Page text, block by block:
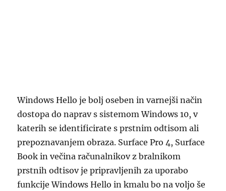
Windows Hello je bolj oseben in varnejši način
dostopa do naprav s sistemom Windows 10, v
katerih se identificirate s prstnim odtisom ali
prepoznavanjem obraza. Surface Pro 4, Surface
Book in večina računalnikov z bralnikom
prstnih odtisov je pripravljenih za uporabo
funkcije Windows Hello in kmalu bo na voljo še